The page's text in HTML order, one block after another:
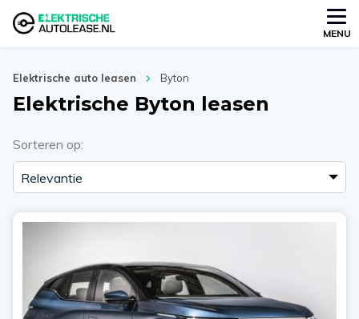
MENU
Elektrische auto leasen Byton
Elektrische Byton leasen
Sorteren op: